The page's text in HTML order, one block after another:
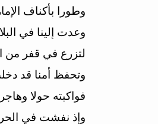
وطورا بأكناف
وعدت إلينا في
لتزرع في قفر من
وتحفظ أمنا قد
فواكبته حولا
وإذ نفشت في